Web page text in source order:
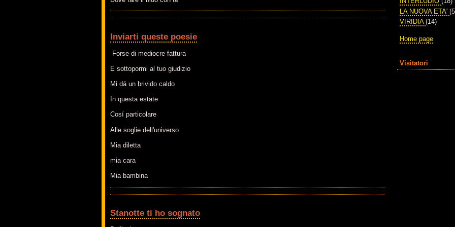
Inviarti queste poesie
Forse di mediocre fattura
E sottopormi al tuo giudizio
Mi dá un brivido caldo
In questa estate
Cosí particolare
Alle soglie dell'universo
Mia diletta
mia cara
Mia bambina
Stanotte ti ho sognato
LA NUOVA ETA'
VIRIDIA (14)
Home page
Visitatori